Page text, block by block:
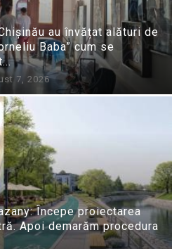
au învățat alături de
Baba” cum se
7, 2026
Începe proiectarea
Apoi demarăm procedura